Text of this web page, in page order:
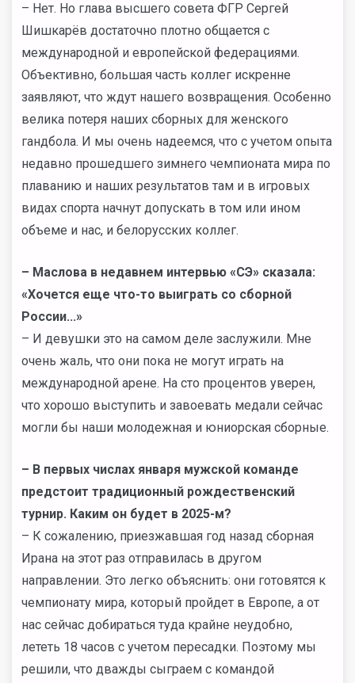
– Нет. Но глава высшего совета ФГР Сергей
Шишкарёв достаточно плотно общается с
международной и европейской федерациями.
Объективно, большая часть коллег искренне
заявляют, что ждут нашего возвращения. Особенно
велика потеря наших сборных для женского
гандбола. И мы очень надеемся, что с учетом опыта
недавно прошедшего зимнего чемпионата мира по
плаванию и наших результатов там и в игровых
видах спорта начнут допускать в том или ином
объеме и нас, и белорусских коллег.
– Маслова в недавнем интервью «СЭ» сказала:
«Хочется еще что-то выиграть со сборной
России...»
– И девушки это на самом деле заслужили. Мне
очень жаль, что они пока не могут играть на
международной арене. На сто процентов уверен,
что хорошо выступить и завоевать медали сейчас
могли бы наши молодежная и юниорская сборные.
– В первых числах января мужской команде
предстоит традиционный рождественский
турнир. Каким он будет в 2025-м?
– К сожалению, приезжавшая год назад сборная
Ирана на этот раз отправилась в другом
направлении. Это легко объяснить: они готовятся к
чемпионату мира, который пройдет в Европе, а от
нас сейчас добираться туда крайне неудобно,
лететь 18 часов с учетом пересадки. Поэтому мы
решили, что дважды сыграем с командой